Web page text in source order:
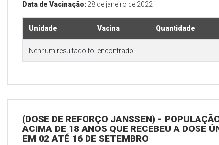
Data de Vacinação: 28 de janeiro de 2022
Unidade Vacina Quantidade
Nenhum resultado foi encontrado.
(DOSE DE REFORÇO JANSSEN) -
ACIMA DE 18 ANOS QUE RECEBEU A DOSE
EM 02 ATÉ 16 DE SETEMBRO